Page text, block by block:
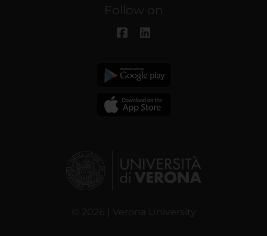
Follow on
© 2026 | Verona University